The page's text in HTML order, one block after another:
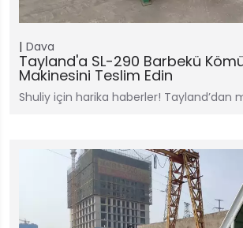
Dava
Tayland'a SL-290 Barbekü
Makinesini Teslim Edin
Shuliy için harika haberler! Tayland’dan